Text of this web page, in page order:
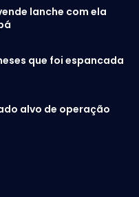
lanche com ela
que foi espancada
alvo de operação